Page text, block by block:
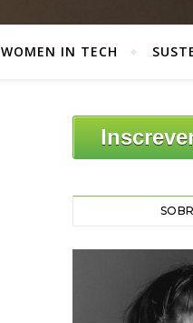
WOMEN IN TECH